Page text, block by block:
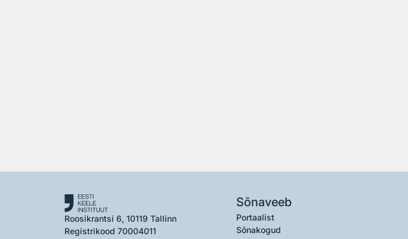
Roosikrantsi 6, 10119 Tallinn
Registrikood 70004011
Sõnaveeb
Portaalist
Sõnakogud